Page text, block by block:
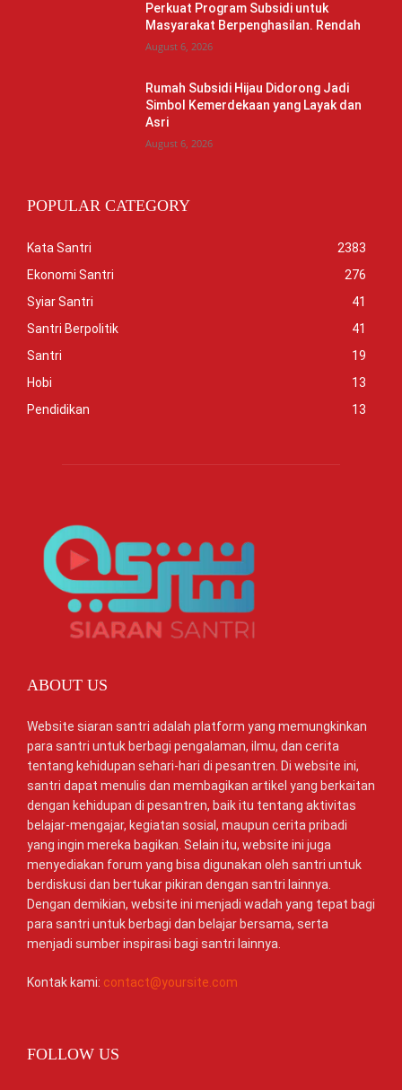
Perkuat Program Subsidi untuk
Masyarakat Berpenghasilan. Rendah
August 6, 2026
Rumah Subsidi Hijau Didorong Jadi
Simbol Kemerdekaan yang Layak dan
Asri
August 6, 2026
POPULAR CATEGORY
Kata Santri
2383
Ekonomi Santri
276
Syiar Santri
41
Santri Berpolitik
41
Santri
19
Hobi
13
Pendidikan
13
ABOUT US
Website siaran santri adalah platform yang memungkinkan
para santri untuk berbagi pengalaman, ilmu, dan cerita
tentang kehidupan sehari-hari di pesantren. Di website ini,
santri dapat menulis dan membagikan artikel yang berkaitan
dengan kehidupan di pesantren, baik itu tentang aktivitas
belajar-mengajar, kegiatan sosial, maupun cerita pribadi
yang ingin mereka bagikan. Selain itu, website ini juga
menyediakan forum yang bisa digunakan oleh santri untuk
berdiskusi dan bertukar pikiran dengan santri lainnya.
Dengan demikian, website ini menjadi wadah yang tepat bagi
para santri untuk berbagi dan belajar bersama, serta
menjadi sumber inspirasi bagi santri lainnya.
Kontak kami: contact@yoursite.com
FOLLOW US